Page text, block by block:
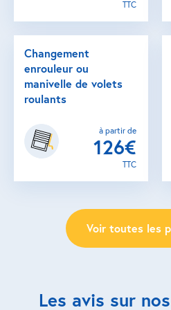
TTC
Changement
enrouleur ou
manivelle de volets
roulants
à partir de
126€
TTC
Voir toutes les
Les avis sur